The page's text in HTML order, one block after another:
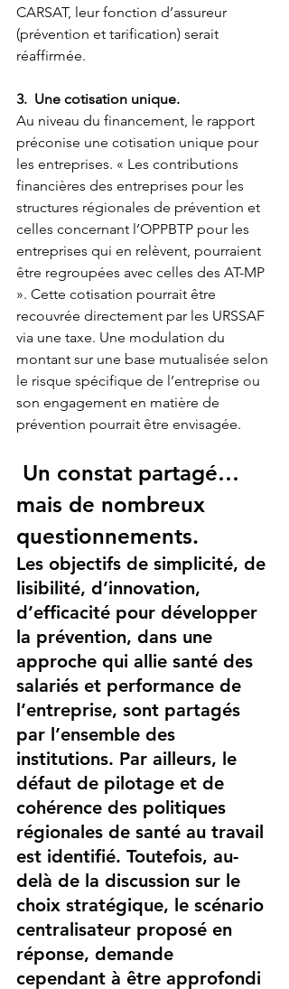
CARSAT, leur fonction d’assureur
(prévention et tarification) serait
réaffirmée.
3.  Une cotisation unique.
Au niveau du financement, le rapport
préconise une cotisation unique pour
les entreprises. « Les contributions
financières des entreprises pour les
structures régionales de prévention et
celles concernant l’OPPBTP pour les
entreprises qui en relèvent, pourraient
être regroupées avec celles des AT-MP
». Cette cotisation pourrait être
recouvrée directement par les URSSAF
via une taxe. Une modulation du
montant sur une base mutualisée selon
le risque spécifique de l’entreprise ou
son engagement en matière de
prévention pourrait être envisagée.
mais de nombreux
questionnements.
Les objectifs de simplicité, de
lisibilité, d’innovation,
d’efficacité pour développer
la prévention, dans une
approche qui allie santé des
salariés et performance de
l’entreprise, sont partagés
par l’ensemble des
institutions. Par ailleurs, le
défaut de pilotage et de
cohérence des politiques
régionales de santé au travail
est identifié. Toutefois, au-
delà de la discussion sur le
choix stratégique, le scénario
centralisateur proposé en
réponse, demande
cependant à être approfondi